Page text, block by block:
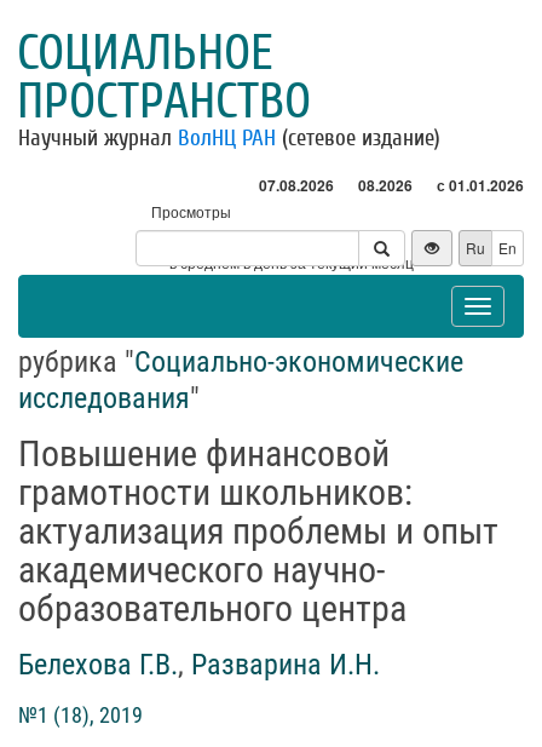
СОЦИАЛЬНОЕ
ПРОСТРАНСТВО
Научный журнал ВолНЦ РАН (сетевое издание)
07.08.2026 08.2026 с 01.01.2026
Просмотры
Посетители
* - в среднем в день за текущий месяц
Ru En
Toggle
рубрика "Социально-экономические
исследования"
Повышение финансовой
грамотности школьников:
актуализация проблемы и опыт
академического научно-
образовательного центра
Белехова Г.В., Разварина И.Н.
№1 (18), 2019